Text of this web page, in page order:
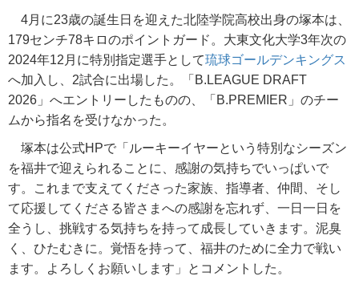
4月に23歳の誕生日を迎えた北陸学院高校出身の塚本は、
179センチ78キロのポイントガード。大東文化大学3年次の
2024年12月に特別指定選手として琉球ゴールデンキングス
へ加入し、2試合に出場した。「B.LEAGUE DRAFT
2026」へエントリーしたものの、「B.PREMIER」のチー
ムから指名を受けなかった。
塚本は公式HPで「ルーキーイヤーという特別なシーズン
を福井で迎えられることに、感謝の気持ちでいっぱいで
す。これまで支えてくださった家族、指導者、仲間、そし
て応援してくださる皆さまへの感謝を忘れず、一日一日を
全うし、挑戦する気持ちを持って成長していきます。泥臭
く、ひたむきに。覚悟を持って、福井のために全力で戦い
ます。よろしくお願いします」とコメントした。